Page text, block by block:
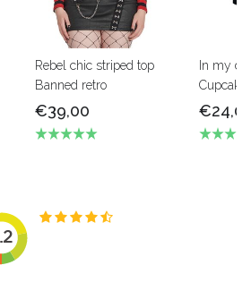
Rebel chic striped top
Banned retro
€39,00
In my
Cupcake